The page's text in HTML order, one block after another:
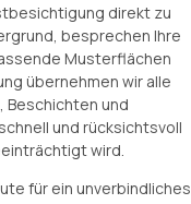
direkt zu
besprechen Ihre
Musterflächen
übernehmen wir alle
Beschichten und
und rücksichtsvoll
wird.
für ein unverbindliches